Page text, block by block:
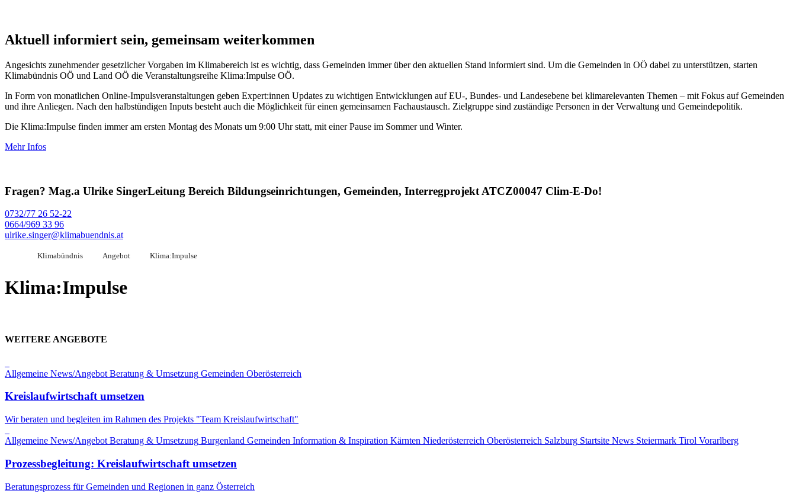
Aktuell informiert sein, gemeinsam weiterkommen
Angesichts zunehmender gesetzlicher Vorgaben im Klimabereich ist es wichtig, dass Gemeinden immer über den aktuellen Stand informiert sind. Um die Gemeinden in OÖ dabei zu unterstützen, starten
Klimabündnis OÖ und Land OÖ die Veranstaltungsreihe Klima:Impulse OÖ.
In Form von monatlichen Online-Impulsveranstaltungen geben Expert:innen Updates zu wichtigen Entwicklungen auf EU-, Bundes- und Landesebene bei klimarelevanten Themen – mit Fokus auf Gemeinden
und ihre Anliegen. Nach den halbstündigen Inputs besteht auch die Möglichkeit für einen gemeinsamen Fachaustausch. Zielgruppe sind zuständige Personen in der Verwaltung und Gemeindepolitik.
Die Klima:Impulse finden immer am ersten Montag des Monats um 9:00 Uhr statt, mit einer Pause im Sommer und Winter.
Mehr Infos
Fragen? Mag.a Ulrike SingerLeitung Bereich Bildungseinrichtungen, Gemeinden, Interregprojekt ATCZ00047 Clim-E-Do!
0732/77 26 52-22
0664/969 33 96
ulrike.singer@klimabuendnis.at
Klimabündnis Angebot Klima:Impulse
Klima:Impulse
WEITERE ANGEBOTE
Allgemeine News/Angebot Beratung & Umsetzung Gemeinden Oberösterreich
Kreislaufwirtschaft umsetzen
Wir beraten und begleiten im Rahmen des Projekts "Team Kreislaufwirtschaft"
Allgemeine News/Angebot Beratung & Umsetzung Burgenland Gemeinden Information & Inspiration Kärnten Niederösterreich Oberösterreich Salzburg Startsite News Steiermark Tirol Vorarlberg
Prozessbegleitung: Kreislaufwirtschaft umsetzen
Beratungsprozess für Gemeinden und Regionen in ganz Österreich